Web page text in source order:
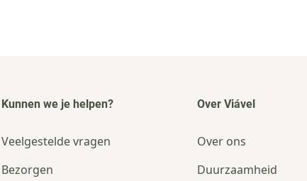
Kunnen we je helpen?
Veelgestelde vragen
Bezorgen
Over Viável
Over ons
Duurzaamheid